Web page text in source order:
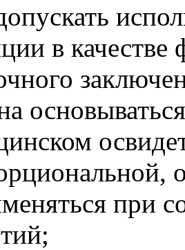
в
при